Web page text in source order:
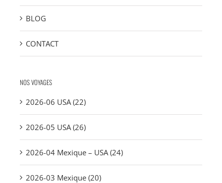
BLOG
CONTACT
NOS VOYAGES
2026-06 USA (22)
2026-05 USA (26)
2026-04 Mexique – USA (24)
2026-03 Mexique (20)